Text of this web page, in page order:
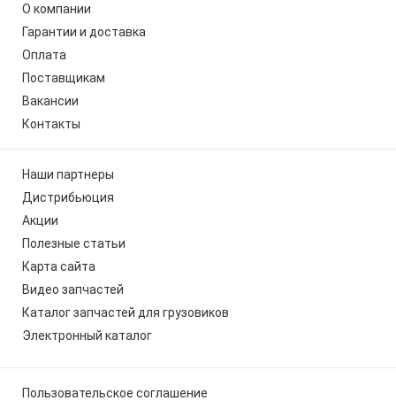
О компании
Гарантии и доставка
Оплата
Поставщикам
Вакансии
Контакты
Наши партнеры
Дистрибьюция
Акции
Полезные статьи
Карта сайта
Видео запчастей
Каталог запчастей для грузовиков
Электронный каталог
Пользовательское соглашение